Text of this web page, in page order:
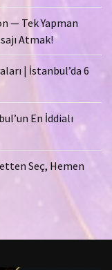
— Tek Yapman
Atmak!
| İstanbul’da 6
En İddialı
Seç, Hemen